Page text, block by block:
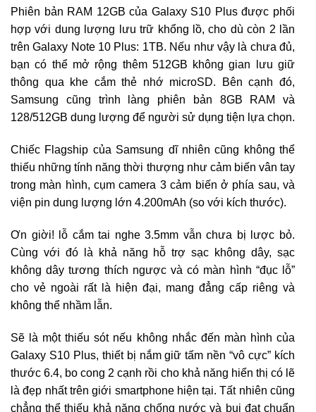
Phiên bản RAM 12GB của Galaxy S10 Plus được phối
hợp với dung lượng lưu trữ khổng lồ, cho dù còn 2 lần
trên Galaxy Note 10 Plus: 1TB. Nếu như vậy là chưa đủ,
bạn có thể mở rộng thêm 512GB không gian lưu giữ
thông qua khe cắm thẻ nhớ microSD. Bên cạnh đó,
Samsung cũng trình làng phiên bản 8GB RAM và
128/512GB dung lượng để người sử dụng tiện lựa chọn.
Chiếc Flagship của Samsung dĩ nhiên cũng không thể
thiếu những tính năng thời thượng như cảm biến vân tay
trong màn hình, cụm camera 3 cảm biến ở phía sau, và
viện pin dung lượng lớn 4.200mAh (so với kích thước).
Ơn giời! lỗ cắm tai nghe 3.5mm vẫn chưa bị lược bỏ.
Cùng với đó là khả năng hỗ trợ sạc không dây, sạc
không dây tương thích ngược và có màn hình “đục lỗ”
cho vẻ ngoài rất là hiện đại, mang đẳng cấp riêng và
không thể nhầm lẫn.
Sẽ là một thiếu sót nếu không nhắc đến màn hình của
Galaxy S10 Plus, thiết bị nắm giữ tấm nền “vô cực” kích
thước 6.4, bo cong 2 cạnh rồi cho khả năng hiển thị có lẽ
là đẹp nhất trên giới smartphone hiện tại. Tất nhiên cũng
chẳng thể thiếu khả năng chống nước và bụi đạt chuẩn